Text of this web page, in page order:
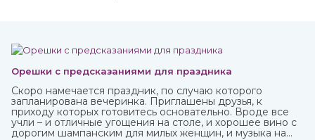
Орешки с предсказаниями для праздника
Скоро намечается праздник, по случаю которого
запланирована вечеринка. Приглашены друзья, к
приходу которых готовитесь основательно. Вроде все
учли – и отличные угощения на столе, и хорошее вино с
дорогим шампанским для милых женщин, и музыка на